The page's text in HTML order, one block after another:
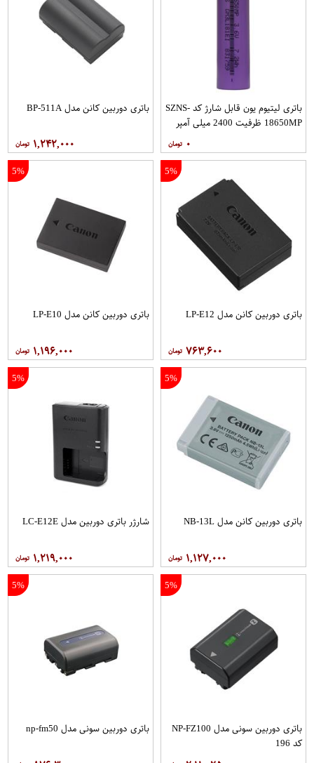
باتری لیتیوم یون قابل شارژ کد SZNS-
18650MP ظرفیت 2400 میلی آمپر
۰
باتری دوربین کانن مدل BP-511A
۱,۲۴۲,۰۰۰
5%
باتری دوربین کانن مدل LP-E12
۷۶۳,۶۰۰
5%
باتری دوربین کانن مدل LP-E10
۱,۱۹۶,۰۰۰
5%
باتری دوربین کانن مدل NB-13L
۱,۱۲۷,۰۰۰
5%
شارژر باتری دوربین مدل LC-E12E
۱,۲۱۹,۰۰۰
5%
باتری دوربین سونی مدل NP-FZ100
کد 196
5%
باتری دوربین سونی مدل np-fm50